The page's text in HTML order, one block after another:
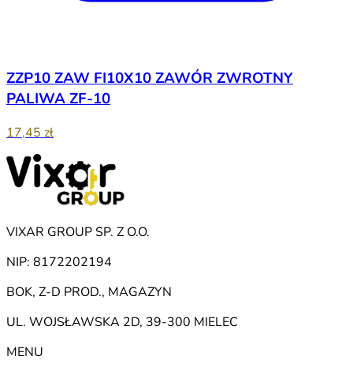
ZZP10 ZAW FI10X10 ZAWÓR ZWROTNY
PALIWA ZF-10
17,45 zł
VIXAR GROUP SP. Z O.O.
NIP: 8172202194
BOK, Z-D PROD., MAGAZYN
UL. WOJSŁAWSKA 2D, 39-300 MIELEC
MENU